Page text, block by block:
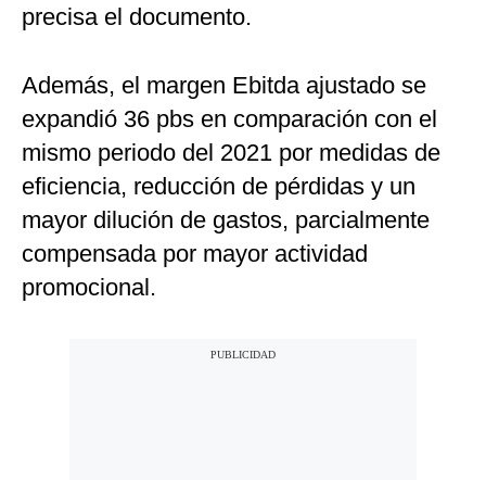
precisa el documento.
Además, el margen Ebitda ajustado se
expandió 36 pbs en comparación con el
mismo periodo del 2021 por medidas de
eficiencia, reducción de pérdidas y un
mayor dilución de gastos, parcialmente
compensada por mayor actividad
promocional.